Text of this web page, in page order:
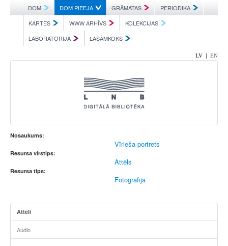
DOM DOM PIEEJA GRĀMATAS
PERIODIKA
KARTES
WWW ARHĪVS
KOLEKCIJAS
LABORATORIJA
LASĀMKOKS
LV | EN
Nosaukums:
Vīrieša portrets
Resursa virstips:
Attēls
Resursa tips:
Fotogrāfija
Attēli
Audio